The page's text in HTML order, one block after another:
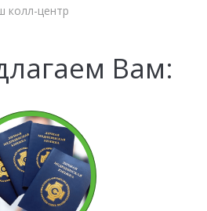
колл-центр
Вам: